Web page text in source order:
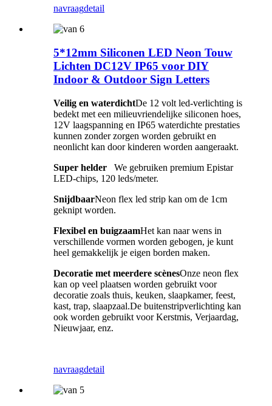
navraagdetail
5*12mm Siliconen LED Neon Touw
Lichten DC12V IP65 voor DIY
Indoor & Outdoor Sign Letters
Veilig en waterdichtDe 12 volt led-verlichting is
bedekt met een milieuvriendelijke siliconen hoes,
12V laagspanning en IP65 waterdichte prestaties
kunnen zonder zorgen worden gebruikt en
neonlicht kan door kinderen worden aangeraakt.
Super helder
We gebruiken premium Epistar
LED-chips, 120 leds/meter.
SnijdbaarNeon flex led strip kan om de 1cm
geknipt worden.
Flexibel en buigzaamHet kan naar wens in
verschillende vormen worden gebogen, je kunt
heel gemakkelijk je eigen borden maken.
Decoratie met meerdere scènesOnze neon flex
kan op veel plaatsen worden gebruikt voor
decoratie zoals thuis, keuken, slaapkamer, feest,
kast, trap, slaapzaal.De buitenstripverlichting kan
ook worden gebruikt voor Kerstmis, Verjaardag,
Nieuwjaar, enz.
navraagdetail